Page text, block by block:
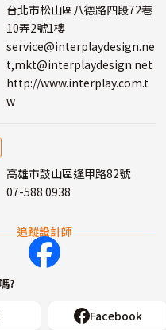
台北市松山區八德路四段72巷
10弄2號1樓
service@interplaydesign.ne
t,mkt@interplaydesign.net
http://www.interplay.com.t
w
高雄市鼓山區逢甲路82號
07-588 0938
追蹤設計師
?
Facebook